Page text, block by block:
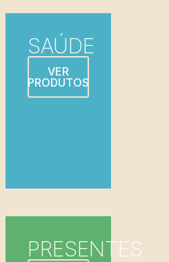
SAÚDE
VER
PRODUTOS
PRESENTES